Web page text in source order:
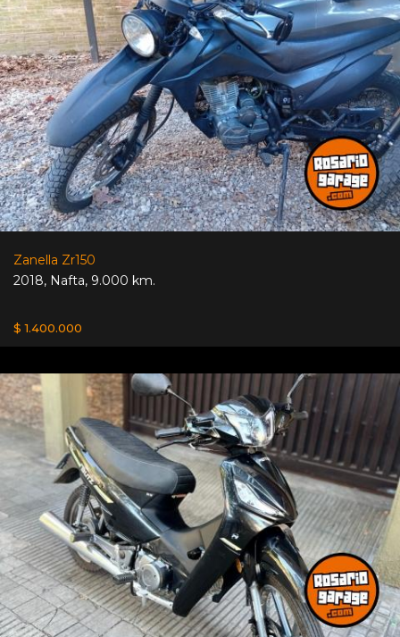
Zanella Zr150
2018, Nafta, 9.000 km.
$ 1.400.000